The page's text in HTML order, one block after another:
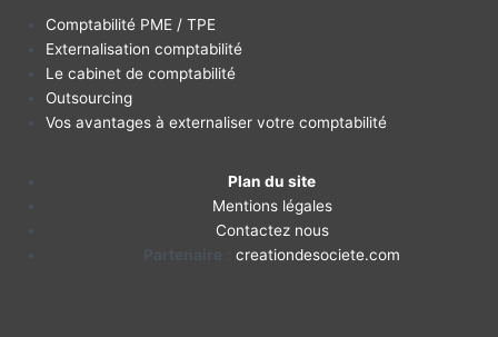
Comptabilité PME / TPE
Externalisation comptabilité
Le cabinet de comptabilité
Outsourcing
Vos avantages à externaliser votre comptabilité
Plan du site
Mentions légales
Contactez nous
:creationdesociete.com